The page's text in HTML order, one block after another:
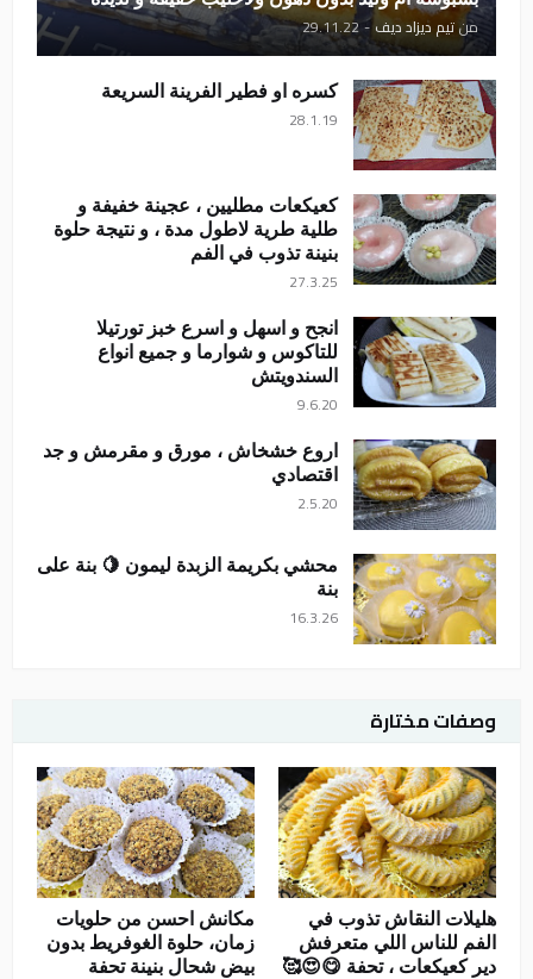
منتيم ديزاد ديف -
29.11.22
كسره او فطير الفرينة السريعة
28.1.19
كعيكعات مطليين ، عجينة خفيفة و
طلية طرية لاطول مدة ، و نتيجة حلوة
بنينة تذوب في الفم
27.3.25
انجح و اسهل و اسرع خبز تورتيلا
للتاكوس و شوارما و جميع انواع
السندويتش
9.6.20
اروع خشخاش ، مورق و مقرمش و جد
اقتصادي
2.5.20
محشي بكريمة الزبدة ليمون 🍋 بنة على
بنة
16.3.26
وصفات مختارة
هليلات النقاش تذوب في
الفم للناس اللي متعرفش
دير كعيكعات ، تحفة 😋😍🥰
مكانش احسن من حلويات
زمان، حلوة الغوفريط بدون
بيض شحال بنينة تحفة